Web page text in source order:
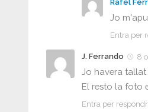
Rafel
Jo
Entra per
J. Ferrando 8
Jo havera tallat
El resto la foto
Entra per